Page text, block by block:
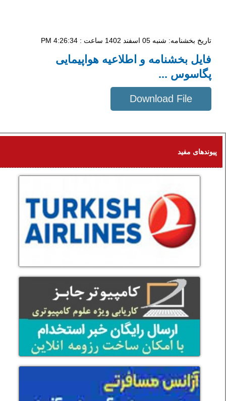
تاریخ بخشنامه: شنبه 05 اسفند 1402 ساعت : 4:26:34 PM
فایل بخشنامه و اطلاعیه هواپیمایی
پگاسوس ...
Download File
پیوندهای مفید